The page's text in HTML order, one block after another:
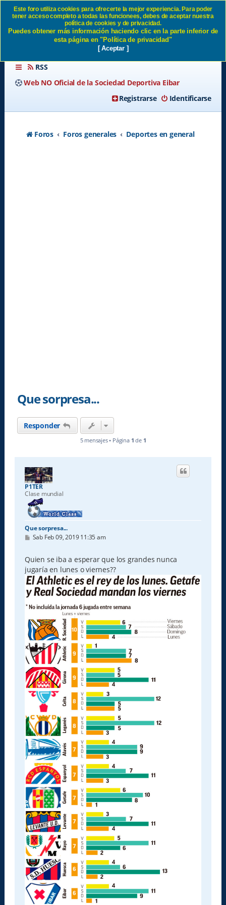
Que sorpresa... SD Eibar
RSS
Web NO Oficial de la Sociedad Deportiva Eibar
Identificarse
Registrarse
Foros Foros generales Deportes en general
Que sorpresa...
Responder
5 mensajes • Página 1 de 1
P1TER
Clase mundial
Que sorpresa...
M
s
a
j
e
Sab Feb 09, 2019 11:35 am
Quien se iba a esperar que los grandes nunca
jugaría en lunes o viernes??
Este foro utiliza cookies para ofrecerte la mejor experiencia. Para poder
tener acceso completo a todas las funcionees, debes de aceptar nuestra
política de cookies y de privacidad.
Puedes obtener más información haciendo clic en la parte inferior de
esta página en "Política de privacidad"
[ Aceptar ]